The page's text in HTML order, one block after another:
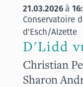
21.03.2026à
Conservatoire
d'Esch/Alzette
D'Lidd
Christian
Sharon